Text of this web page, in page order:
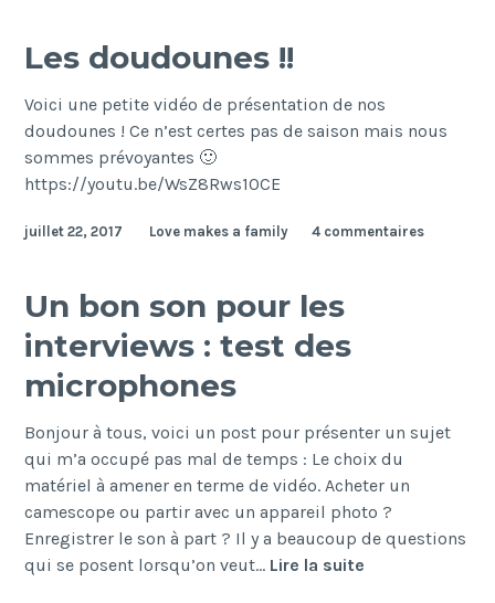
monde
Les doudounes !!
Voici une petite vidéo de présentation de nos
doudounes ! Ce n’est certes pas de saison mais nous
sommes prévoyantes 🙂
https://youtu.be/WsZ8Rws10CE
juillet 22, 2017 Love makes a family 4 commentaires
Un bon son pour les
interviews : test des
microphones
Bonjour à tous, voici un post pour présenter un sujet
qui m’a occupé pas mal de temps : Le choix du
matériel à amener en terme de vidéo. Acheter un
camescope ou partir avec un appareil photo ?
Enregistrer le son à part ? Il y a beaucoup de questions
qui se posent lorsqu’on veut… Lire la suite